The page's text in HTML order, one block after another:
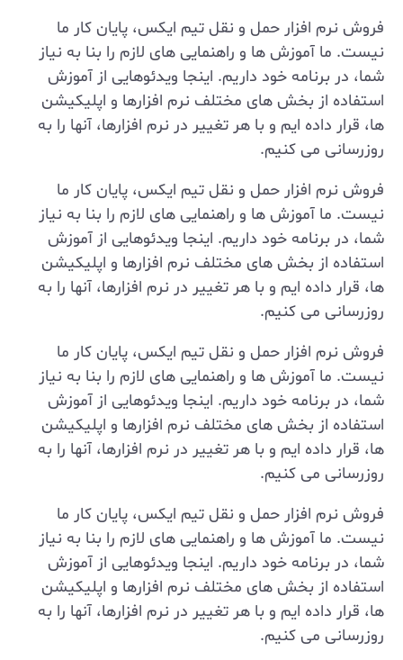
فروش نرم افزار حمل و نقل تیم ایکس، پایان کار ما
نیست. ما آموزش ها و راهنمایی های لازم را بنا به نیاز
شما، در برنامه خود داریم. اینجا ویدئوهایی از آموزش
استفاده از بخش های مختلف نرم افزارها و اپلیکیشن
ها، قرار داده ایم و با هر تغییر در نرم افزارها، آنها را به
روزرسانی می کنیم.
فروش نرم افزار حمل و نقل تیم ایکس، پایان کار ما
نیست. ما آموزش ها و راهنمایی های لازم را بنا به نیاز
شما، در برنامه خود داریم. اینجا ویدئوهایی از آموزش
استفاده از بخش های مختلف نرم افزارها و اپلیکیشن
ها، قرار داده ایم و با هر تغییر در نرم افزارها، آنها را به
روزرسانی می کنیم.
فروش نرم افزار حمل و نقل تیم ایکس، پایان کار ما
نیست. ما آموزش ها و راهنمایی های لازم را بنا به نیاز
شما، در برنامه خود داریم. اینجا ویدئوهایی از آموزش
استفاده از بخش های مختلف نرم افزارها و اپلیکیشن
ها، قرار داده ایم و با هر تغییر در نرم افزارها، آنها را به
روزرسانی می کنیم.
فروش نرم افزار حمل و نقل تیم ایکس، پایان کار ما
نیست. ما آموزش ها و راهنمایی های لازم را بنا به نیاز
شما، در برنامه خود داریم. اینجا ویدئوهایی از آموزش
استفاده از بخش های مختلف نرم افزارها و اپلیکیشن
ها، قرار داده ایم و با هر تغییر در نرم افزارها، آنها را به
روزرسانی می کنیم.